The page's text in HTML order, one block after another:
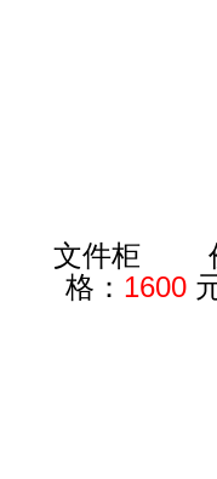
文件柜
格： 1600